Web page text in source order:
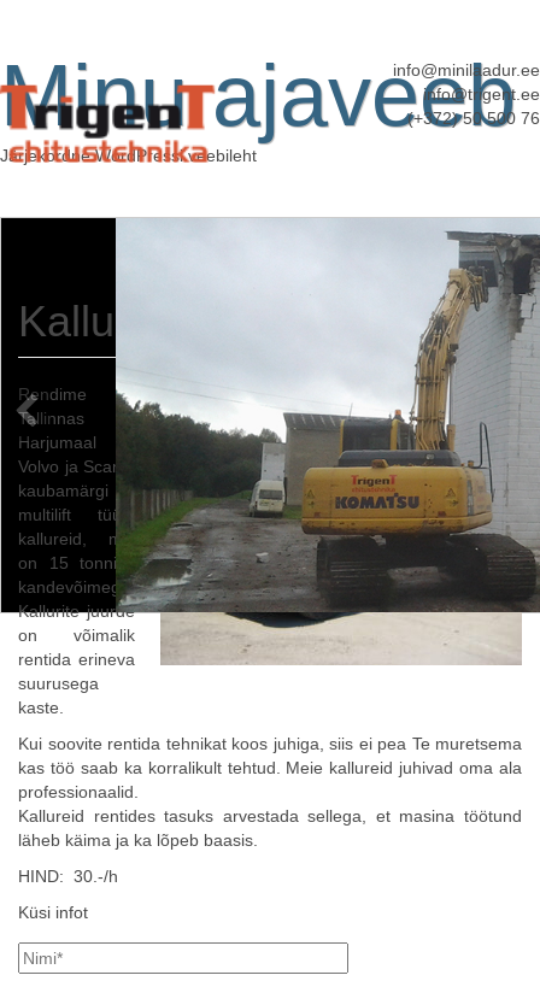
Minu ajaveeb
Järjekordne WordPressi veebileht
info@minilaadur.ee
info@trigent.ee
(+372) 50 500 76
Kallurite rent (Multilift)
Rendime
Tallinnas ja
Harjumaal
Volvo ja Scania
kaubamärgi
multilift tüüpi
kallureid, mis
on 15 tonnise
kandevõimega.
Kallurite juurde
on võimalik
rentida erineva
suurusega
kaste.
Kui soovite rentida tehnikat koos juhiga, siis ei pea Te muretsema
kas töö saab ka korralikult tehtud. Meie kallureid juhivad oma ala
professionaalid.
Kallureid rentides tasuks arvestada sellega, et masina töötund
läheb käima ja ka lõpeb baasis.
HIND: 30.-/h
Küsi infot